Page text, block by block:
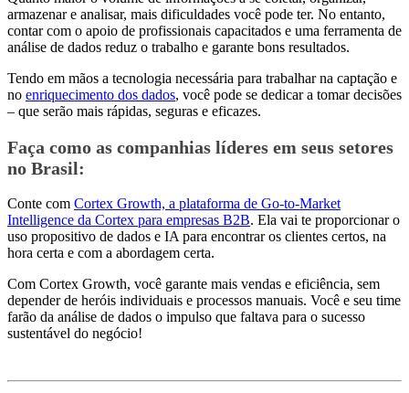
armazenar e analisar, mais dificuldades você pode ter. No entanto,
contar com o apoio de profissionais capacitados e uma ferramenta de
análise de dados reduz o trabalho e garante bons resultados.
Tendo em mãos a tecnologia necessária para trabalhar na captação e
no enriquecimento dos dados, você pode se dedicar a tomar decisões
– que serão mais rápidas, seguras e eficazes.
Faça como as companhias líderes em seus setores
no Brasil:
Conte com Cortex Growth, a plataforma de Go-to-Market
Intelligence da Cortex para empresas B2B. Ela vai te proporcionar o
uso propositivo de dados e IA para encontrar os clientes certos, na
hora certa e com a abordagem certa.
Com Cortex Growth, você garante mais vendas e eficiência, sem
depender de heróis individuais e processos manuais. Você e seu time
farão da análise de dados o impulso que faltava para o sucesso
sustentável do negócio!